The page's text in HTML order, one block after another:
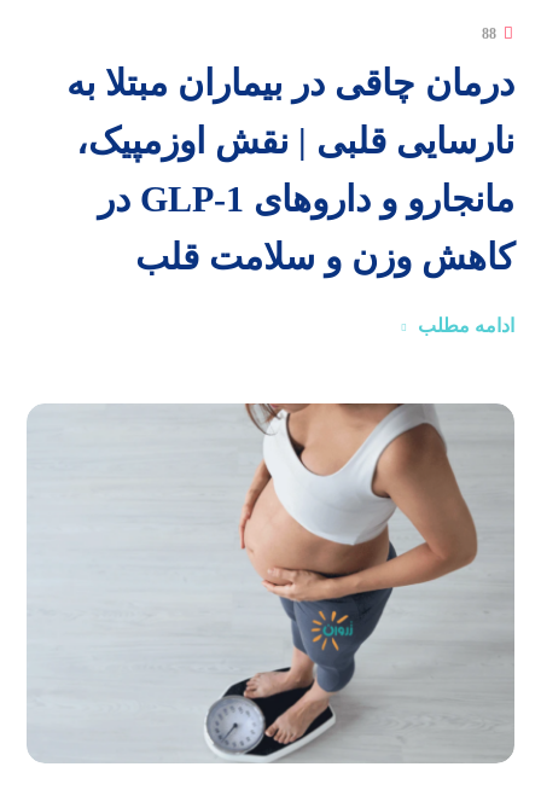
88
درمان چاقی در بیماران مبتلا به
نارسایی قلبی | نقش اوزمپیک،
مانجارو و داروهای GLP-1 در
کاهش وزن و سلامت قلب
ادامه مطلب